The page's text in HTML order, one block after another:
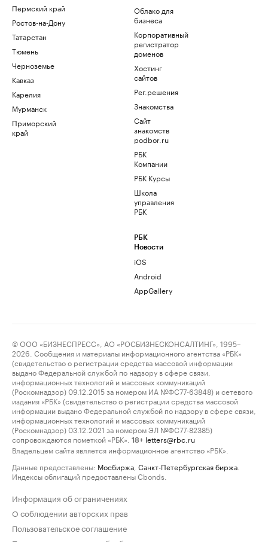
Пермский край
Ростов-на-Дону
Татарстан
Тюмень
Черноземье
Кавказ
Карелия
Мурманск
Приморский
край
Облако для
бизнеса
Корпоративный
регистратор
доменов
Хостинг
сайтов
Рег.решения
Знакомства
Сайт
знакомств
podbor.ru
РБК
Компании
РБК Курсы
Школа
управления
РБК
РБК
Новости
iOS
Android
AppGallery
© ООО «БИЗНЕСПРЕСС», АО «РОСБИЗНЕСКОНСАЛТИНГ», 1995–
2026. Сообщения и материалы информационного агентства «РБК»
(свидетельство о регистрации средства массовой информации
выдано Федеральной службой по надзору в сфере связи,
информационных технологий и массовых коммуникаций
(Роскомнадзор) 09.12.2015 за номером ИА №ФС77-63848) и сетевого
издания «РБК» (свидетельство о регистрации средства массовой
информации выдано Федеральной службой по надзору в сфере связи,
информационных технологий и массовых коммуникаций
(Роскомнадзор) 03.12.2021 за номером ЭЛ №ФС77-82385)
сопровождаются пометкой «РБК».
18+ letters@rbc.ru
Владельцем сайта является информационное агентство «РБК».
Данные предоставлены: Мосбиржа Санкт-Петербургская биржа
Индексы облигаций предоставлены Cbonds.
Информация об ограничениях
О соблюдении авторских прав
Пользовательское соглашение